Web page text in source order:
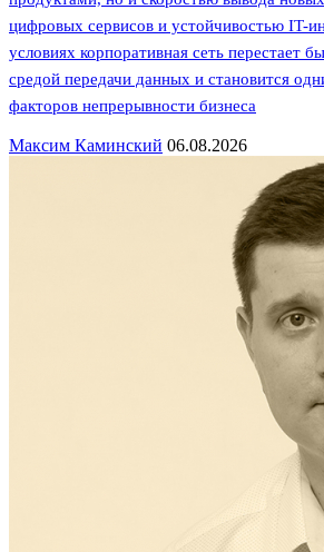
цифровых сервисов и устойчивостью IT-
условиях корпоративная сеть перестает
средой передачи данных и становится
факторов непрерывности бизнеса
Максим Каминский 06.08.2026